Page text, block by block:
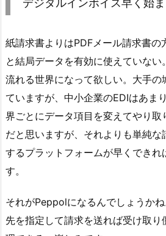
デジタルインボイス早く始
紙請求書よりはPDFメール請求書の
と結局データを有効に使えていな
流れる世界になって欲しい。大手の
ていますが、中小企業のEDIはあま
界ごとにデータ項目を変えてやり取
だと思いますが、それよりも単純な
するプラットフォームが早くできれ
す。
それがPeppolになるんでしょうか
先を指定して請求を送れば受け取